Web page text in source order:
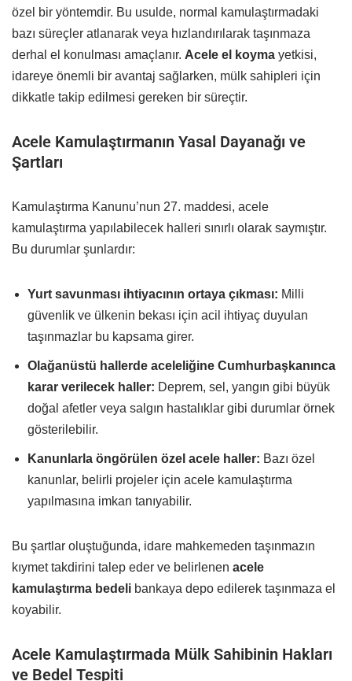
özel bir yöntemdir. Bu usulde, normal kamulaştırmadaki
bazı süreçler atlanarak veya hızlandırılarak taşınmaza
derhal el konulması amaçlanır. Acele el koyma yetkisi,
idareye önemli bir avantaj sağlarken, mülk sahipleri için
dikkatle takip edilmesi gereken bir süreçtir.
Acele Kamulaştırmanın Yasal Dayanağı ve
Şartları
Kamulaştırma Kanunu’nun 27. maddesi, acele
kamulaştırma yapılabilecek halleri sınırlı olarak saymıştır.
Bu durumlar şunlardır:
Yurt savunması ihtiyacının ortaya çıkması: Milli
güvenlik ve ülkenin bekası için acil ihtiyaç duyulan
taşınmazlar bu kapsama girer.
Olağanüstü hallerde aceleliğine Cumhurbaşkanınca
karar verilecek haller: Deprem, sel, yangın gibi büyük
doğal afetler veya salgın hastalıklar gibi durumlar örnek
gösterilebilir.
Kanunlarla öngörülen özel acele haller: Bazı özel
kanunlar, belirli projeler için acele kamulaştırma
yapılmasına imkan tanıyabilir.
Bu şartlar oluştuğunda, idare mahkemeden taşınmazın
kıymet takdirini talep eder ve belirlenen acele
kamulaştırma bedeli bankaya depo edilerek taşınmaza el
koyabilir.
Acele Kamulaştırmada Mülk Sahibinin Hakları
ve Bedel Tespiti